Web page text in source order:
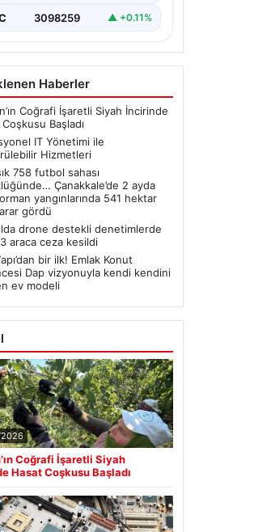
3098259 ▲ +0.11%
Haberler
Coğrafi İşaretli Siyah İncirinde
Başladı
IT Yönetimi ile
Hizmetleri
758 futbol sahası
Çanakkale’de 2 ayda
yangınlarında 541 hektar
gördü
drone destekli denetimlerde
araca ceza kesildi
bir ilk! Emlak Konut
Dap vizyonuyla kendi kendini
ev modeli
Coğrafi İşaretli Siyah
Hasat Coşkusu Başladı